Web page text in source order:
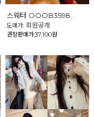
스웨터 OOOB3598..
도매가:회원공개
권장판매가:37,100원